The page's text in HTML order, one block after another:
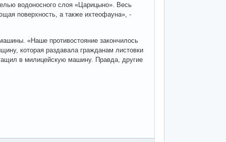
водоносного слоя «Царицыно». Весь
поверхность, а также ихтеофауна», -
«Наше противостояние закончилось
которая раздавала гражданам листовки
в милицейскую машину. Правда, другие